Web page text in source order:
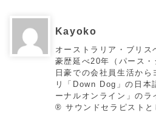
Kayoko
オーストラリア・ブリ
豪歴延べ20年（パース・
日豪での会社員生活か
リ「Down Dog」の日本
ーナルオンライン」のラ
®︎ サウンドセラピストと